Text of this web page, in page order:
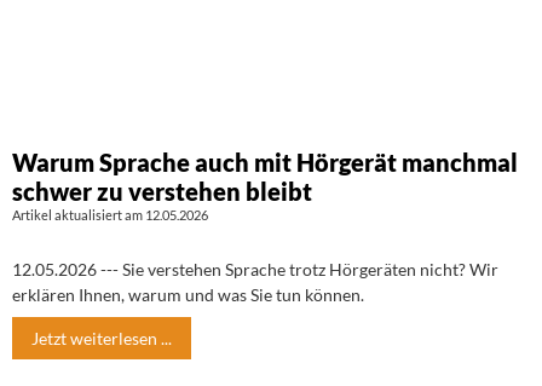
Warum Sprache auch mit Hörgerät manchmal
schwer zu verstehen bleibt
Artikel aktualisiert am 12.05.2026
12.05.2026 --- Sie verstehen Sprache trotz Hörgeräten nicht? Wir
erklären Ihnen, warum und was Sie tun können.
Jetzt weiterlesen ...